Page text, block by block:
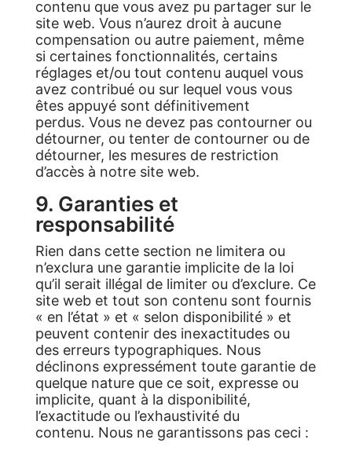
contenu que vous avez pu partager sur le
site web. Vous n’aurez droit à aucune
compensation ou autre paiement, même
si certaines fonctionnalités, certains
réglages et/ou tout contenu auquel vous
avez contribué ou sur lequel vous vous
êtes appuyé sont définitivement
perdus. Vous ne devez pas contourner ou
détourner, ou tenter de contourner ou de
détourner, les mesures de restriction
d’accès à notre site web.
9. Garanties et
responsabilité
Rien dans cette section ne limitera ou
n’exclura une garantie implicite de la loi
qu’il serait illégal de limiter ou d’exclure. Ce
site web et tout son contenu sont fournis
« en l’état » et « selon disponibilité » et
peuvent contenir des inexactitudes ou
des erreurs typographiques. Nous
déclinons expressément toute garantie de
quelque nature que ce soit, expresse ou
implicite, quant à la disponibilité,
l’exactitude ou l’exhaustivité du
contenu. Nous ne garantissons pas ceci :